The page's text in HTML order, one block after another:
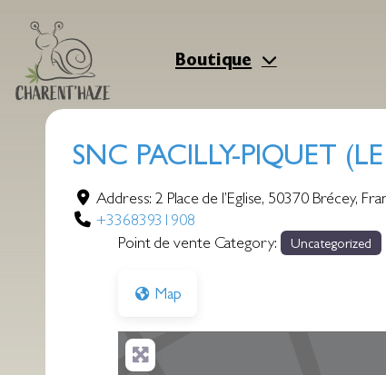
contenu
Boutique
SNC PACILLY-PIQUET
Address:2 Place de l’Eglise, 50370 Brécey,
+33683931908
Point de vente Category:
Uncategorized
Map